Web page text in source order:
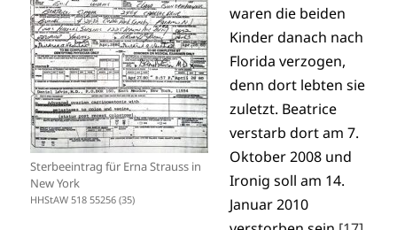
Sterbeeintrag für Erna Strauss in
New York
HHStAW 518 55256 (35)
waren die beiden
Kinder danach nach
Florida verzogen,
denn dort lebten sie
zuletzt. Beatrice
verstarb dort am 7.
Oktober 2008 und
Ironig soll am 14.
Januar 2010